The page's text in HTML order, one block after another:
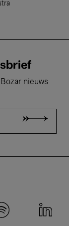
nieuws